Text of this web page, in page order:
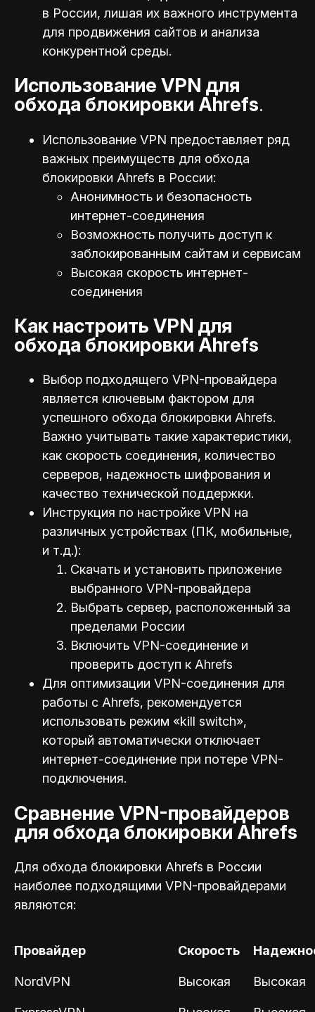
в России, лишая их важного инструмента
для продвижения сайтов и анализа
конкурентной среды.
Использование VPN для
обхода блокировки Ahrefs.
Использование VPN предоставляет ряд
важных преимуществ для обхода
блокировки Ahrefs в России:
Анонимность и безопасность
интернет-соединения
Возможность получить доступ к
заблокированным сайтам и сервисам
Высокая скорость интернет-
соединения
Как настроить VPN для
обхода блокировки Ahrefs
Выбор подходящего VPN-провайдера
является ключевым фактором для
успешного обхода блокировки Ahrefs.
Важно учитывать такие характеристики,
как скорость соединения, количество
серверов, надежность шифрования и
качество технической поддержки.
Инструкция по настройке VPN на
различных устройствах (ПК, мобильные,
и т.д.):
Скачать и установить приложение
выбранного VPN-провайдера
Выбрать сервер, расположенный за
пределами России
Включить VPN-соединение и
проверить доступ к Ahrefs
Для оптимизации VPN-соединения для
работы с Ahrefs, рекомендуется
использовать режим «kill switch»,
который автоматически отключает
интернет-соединение при потере VPN-
подключения.
Сравнение VPN-провайдеров
для обхода блокировки Ahrefs
Для обхода блокировки Ahrefs в России
наиболее подходящими VPN-провайдерами
являются:
Провайдер Скорость
NordVPN Высокая Высокая